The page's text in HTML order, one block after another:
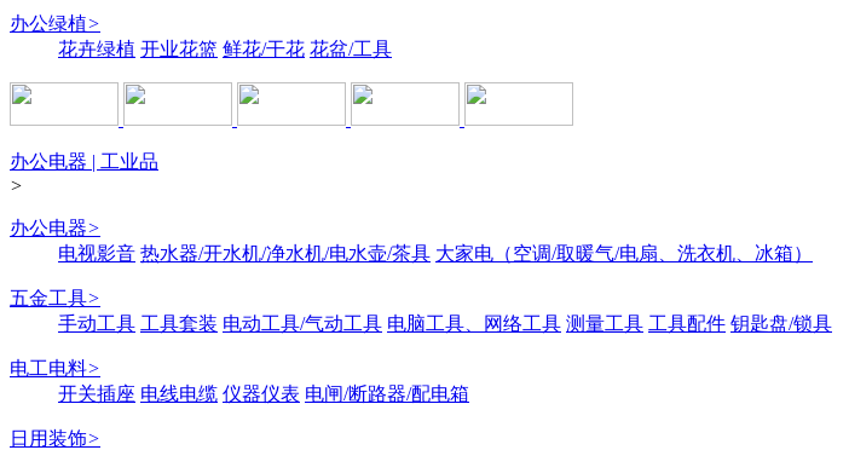
办公绿植>
花卉绿植 开业花篮 鲜花/干花 花盆/工具
办公电器 | 工业品
>
办公电器>
电视影音 热水器/开水机/净水机/电水壶/茶具 大家电（空调/取暖气/电扇、洗衣机、冰箱）
五金工具>
手动工具 工具套装 电动工具/气动工具 电脑工具、网络工具 测量工具 工具配件 钥匙盘/锁具
电工电料>
开关插座 电线电缆 仪器仪表 电闸/断路器/配电箱
日用装饰>